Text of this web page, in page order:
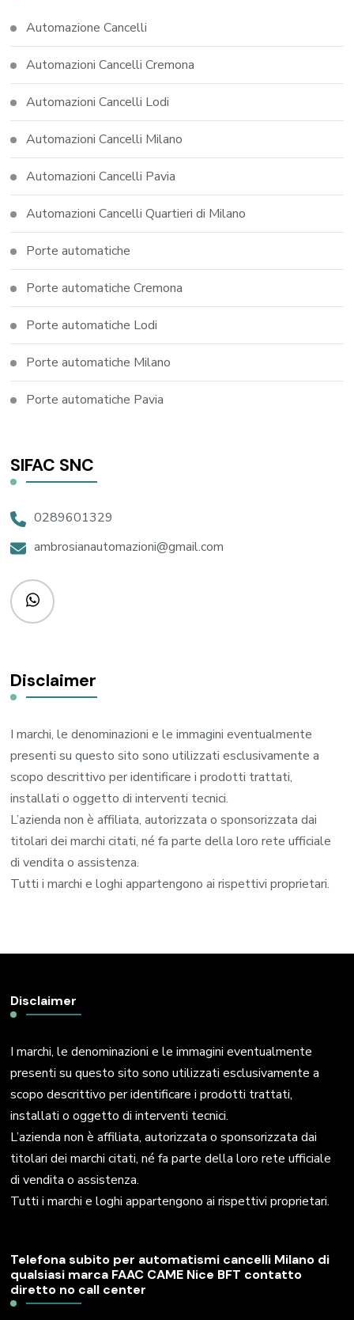
Automazione Cancelli
Automazioni Cancelli Cremona
Automazioni Cancelli Lodi
Automazioni Cancelli Milano
Automazioni Cancelli Pavia
Automazioni Cancelli Quartieri di Milano
Porte automatiche
Porte automatiche Cremona
Porte automatiche Lodi
Porte automatiche Milano
Porte automatiche Pavia
SIFAC SNC
0289601329
ambrosianautomazioni@gmail.com
Disclaimer
I marchi, le denominazioni e le immagini eventualmente
presenti su questo sito sono utilizzati esclusivamente a
scopo descrittivo per identificare i prodotti trattati,
installati o oggetto di interventi tecnici.
L’azienda non è affiliata, autorizzata o sponsorizzata dai
titolari dei marchi citati, né fa parte della loro rete ufficiale
di vendita o assistenza.
Tutti i marchi e loghi appartengono ai rispettivi proprietari.
Disclaimer
I marchi, le denominazioni e le immagini eventualmente
presenti su questo sito sono utilizzati esclusivamente a
scopo descrittivo per identificare i prodotti trattati,
installati o oggetto di interventi tecnici.
L’azienda non è affiliata, autorizzata o sponsorizzata dai
titolari dei marchi citati, né fa parte della loro rete ufficiale
di vendita o assistenza.
Tutti i marchi e loghi appartengono ai rispettivi proprietari.
Telefona subito per automatismi cancelli Milano di
qualsiasi marca FAAC CAME Nice BFT contatto
diretto no call center